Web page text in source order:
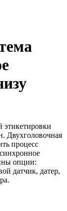
этикетировки
Двухголовочная
процесс
опции:
датчик, датер,